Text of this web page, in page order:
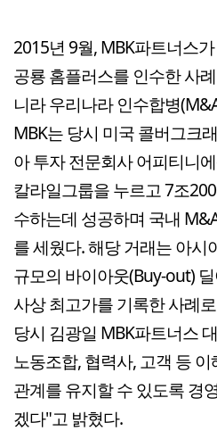
2015년 9월, MBK파트너스
공룡 홈플러스를 인수한 사
니라 우리나라 인수합병
MBK는 당시 미국 콜버그크
아 투자 전문회사 어피티니
칼라일그룹을 누르고 7조
수하는데 성공하며 국내
를 세웠다. 해당 거래는 아시
규모의 바이아웃(Buy-out)
사상 최고가를 기록한 사례
당시 김광일 MBK파트너스
노동조합, 협력사, 고객 등
관계를 유지할 수 있도록 경
겠다"고 밝혔다.